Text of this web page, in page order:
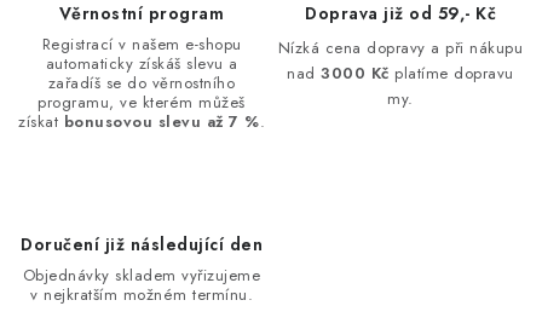
Věrnostní program
Registrací v našem e-shopu
automaticky získáš slevu a
zařadíš se do věrnostního
programu, ve kterém můžeš
získat bonusovou slevu až 7 %.
Doprava již od 59,- Kč
Nízká cena dopravy a při nákupu
nad3000 Kč platíme dopravu
my.
Doručení již následující den
Objednávky skladem vyřizujeme
v nejkratším možném termínu.